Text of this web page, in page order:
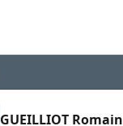
GUEILLIOT Romain